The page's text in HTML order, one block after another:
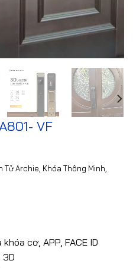
VF
Tử Archie Khóa Thông Minh
cơ, APP, FACE ID
3D